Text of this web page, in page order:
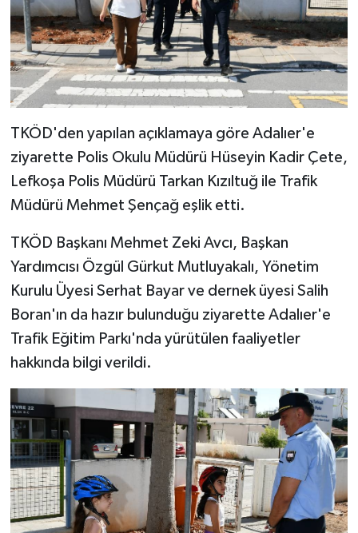
TKÖD'den yapılan açıklamaya göre Adalıer'e
ziyarette Polis Okulu Müdürü Hüseyin Kadir Çete,
Lefkoşa Polis Müdürü Tarkan Kızıltuğ ile Trafik
Müdürü Mehmet Şençağ eşlik etti.
TKÖD Başkanı Mehmet Zeki Avcı, Başkan
Yardımcısı Özgül Gürkut Mutluyakalı, Yönetim
Kurulu Üyesi Serhat Bayar ve dernek üyesi Salih
Boran'ın da hazır bulunduğu ziyarette Adalıer'e
Trafik Eğitim Parkı'nda yürütülen faaliyetler
hakkında bilgi verildi.